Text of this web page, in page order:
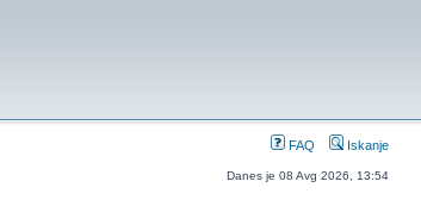
FAQ Iskanje
Danes je 08 Avg 2026, 13:54